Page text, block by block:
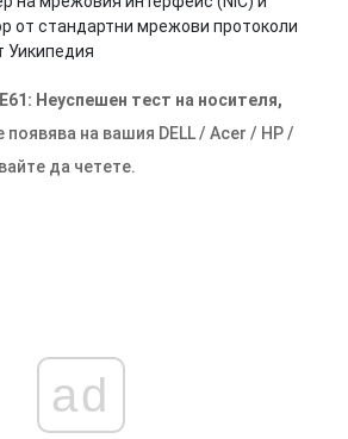
от стандартни мрежови протоколи
Уикипедия
E61: Неуспешен тест на носителя,
появява на вашия DELL / Acer / HP /
да четете.
ad